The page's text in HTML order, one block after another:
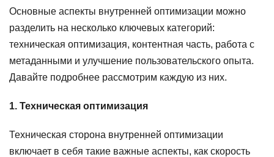
Основные аспекты внутренней оптимизации можно
разделить на несколько ключевых категорий:
техническая оптимизация, контентная часть, работа с
метаданными и улучшение пользовательского опыта.
Давайте подробнее рассмотрим каждую из них.
1. Техническая оптимизация
Техническая сторона внутренней оптимизации
включает в себя такие важные аспекты, как скорость